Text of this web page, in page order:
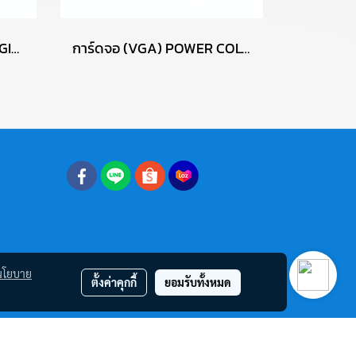
MAINBOARD (เมนบอร์ด) GIGABYTE B760M D3HP DDR4 P17722 การ์ดจอ (VGA) POWER COLOR RED DEVIL RX6700XT 12GB 3F P15085
ยบาย
ตั้งค่าคุกกี้ ยอมรับทั้งหมด